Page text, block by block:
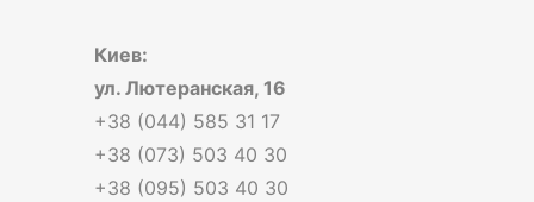
Киев:
ул. Лютеранская, 16
+38 (044) 585 31 17
+38 (073) 503 40 30
+38 (095) 503 40 30